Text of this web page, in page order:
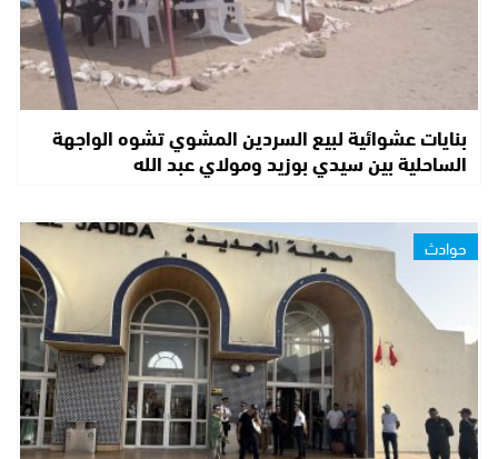
بنايات عشوائية لبيع السردين المشوي تشوه الواجهة
الساحلية بين سيدي بوزيد ومولاي عبد الله
حوادث